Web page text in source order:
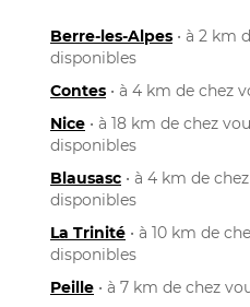
Berre-les-Alpes • à 2 km
disponibles
Contes • à 4 km de chez
Nice • à 18 km de chez
disponibles
Blausasc • à 4 km de
disponibles
La Trinité • à 10 km de
disponibles
Peille • à 7 km de chez